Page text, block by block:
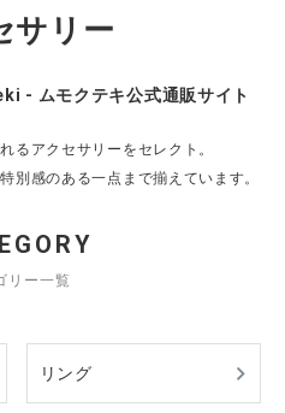
規会員登録
サリー
- ムモクテキ公式通販サイト
るアクセサリーをセレクト。
別感のある一点まで揃えています。
リー一覧
リング